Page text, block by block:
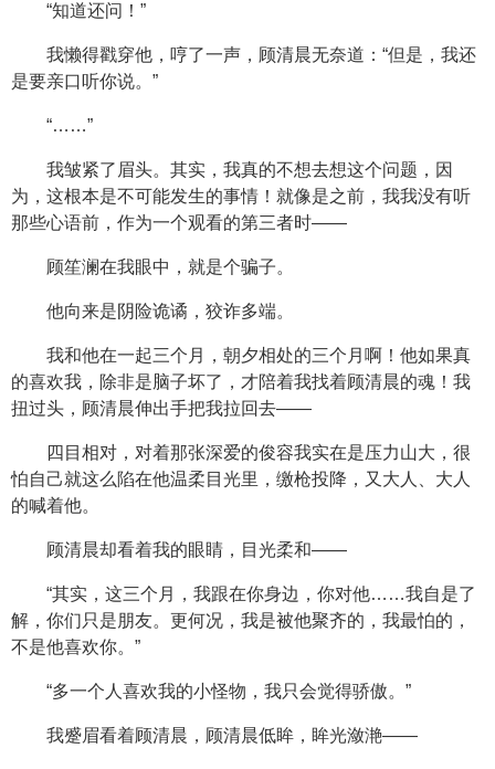
“知道还问！”
我懒得戳穿他，哼了一声，顾清晨无奈道：“但是，我还
是要亲口听你说。”
“……”
我皱紧了眉头。其实，我真的不想去想这个问题，因
为，这根本是不可能发生的事情！就像是之前，我我没有听
那些心语前，作为一个观看的第三者时——
顾笙澜在我眼中，就是个骗子。
他向来是阴险诡谲，狡诈多端。
我和他在一起三个月，朝夕相处的三个月啊！他如果真
的喜欢我，除非是脑子坏了，才陪着我找着顾清晨的魂！我
扭过头，顾清晨伸出手把我拉回去——
四目相对，对着那张深爱的俊容我实在是压力山大，很
怕自己就这么陷在他温柔目光里，缴枪投降，又大人、大人
的喊着他。
顾清晨却看着我的眼睛，目光柔和——
“其实，这三个月，我跟在你身边，你对他……我自是了
解，你们只是朋友。更何况，我是被他聚齐的，我最怕的，
不是他喜欢你。”
“多一个人喜欢我的小怪物，我只会觉得骄傲。”
我蹙眉看着顾清晨，顾清晨低眸，眸光潋滟——